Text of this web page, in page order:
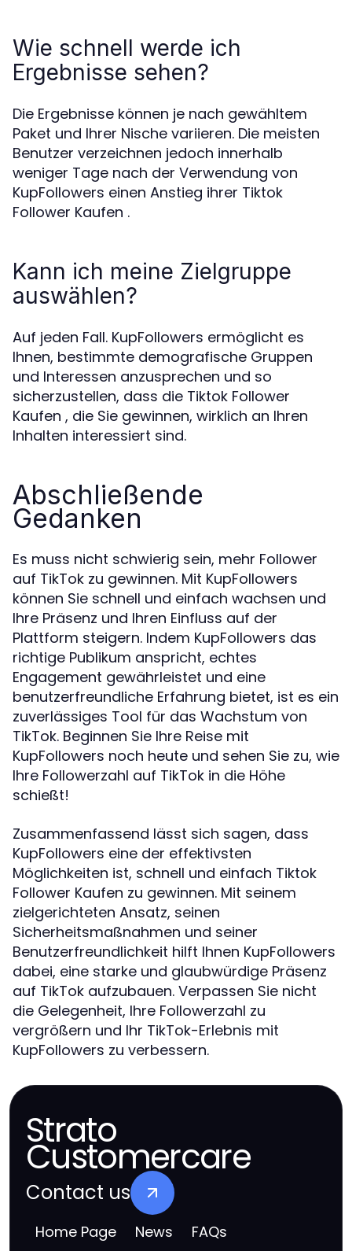
Wie schnell werde ich
Ergebnisse sehen?
Die Ergebnisse können je nach gewähltem
Paket und Ihrer Nische variieren. Die meisten
Benutzer verzeichnen jedoch innerhalb
weniger Tage nach der Verwendung von
KupFollowers einen Anstieg ihrer Tiktok
Follower Kaufen .
Kann ich meine Zielgruppe
auswählen?
Auf jeden Fall. KupFollowers ermöglicht es
Ihnen, bestimmte demografische Gruppen
und Interessen anzusprechen und so
sicherzustellen, dass die Tiktok Follower
Kaufen , die Sie gewinnen, wirklich an Ihren
Inhalten interessiert sind.
Abschließende
Gedanken
Es muss nicht schwierig sein, mehr Follower
auf TikTok zu gewinnen. Mit KupFollowers
können Sie schnell und einfach wachsen und
Ihre Präsenz und Ihren Einfluss auf der
Plattform steigern. Indem KupFollowers das
richtige Publikum anspricht, echtes
Engagement gewährleistet und eine
benutzerfreundliche Erfahrung bietet, ist es ein
zuverlässiges Tool für das Wachstum von
TikTok. Beginnen Sie Ihre Reise mit
KupFollowers noch heute und sehen Sie zu, wie
Ihre Followerzahl auf TikTok in die Höhe
schießt!
Zusammenfassend lässt sich sagen, dass
KupFollowers eine der effektivsten
Möglichkeiten ist, schnell und einfach Tiktok
Follower Kaufen zu gewinnen. Mit seinem
zielgerichteten Ansatz, seinen
Sicherheitsmaßnahmen und seiner
Benutzerfreundlichkeit hilft Ihnen KupFollowers
dabei, eine starke und glaubwürdige Präsenz
auf TikTok aufzubauen. Verpassen Sie nicht
die Gelegenheit, Ihre Followerzahl zu
vergrößern und Ihr TikTok-Erlebnis mit
KupFollowers zu verbessern.
Strato
Customercare
Contact us
Home Page News FAQs